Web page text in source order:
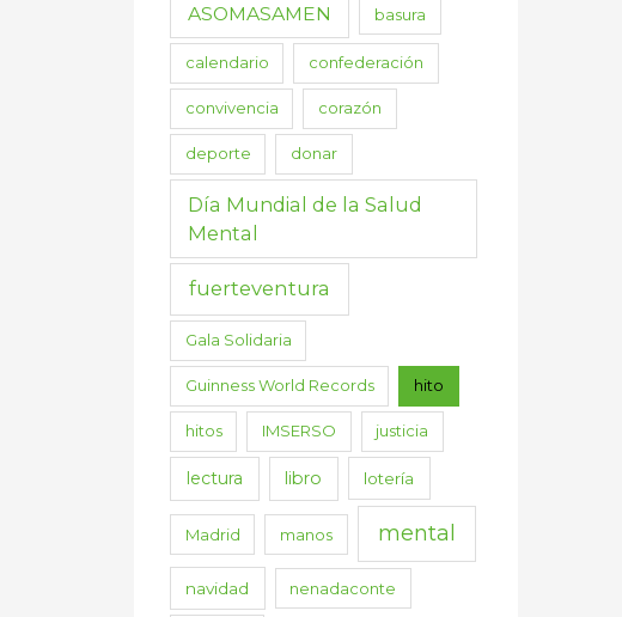
ASOMASAMEN basura
calendario confederación
convivencia corazón
deporte donar
Día Mundial de la Salud
Mental
fuerteventura
Gala Solidaria
Guinness World Records hito
hitos IMSERSO justicia
lectura libro lotería
Madrid manos mental
navidad nenadaconte